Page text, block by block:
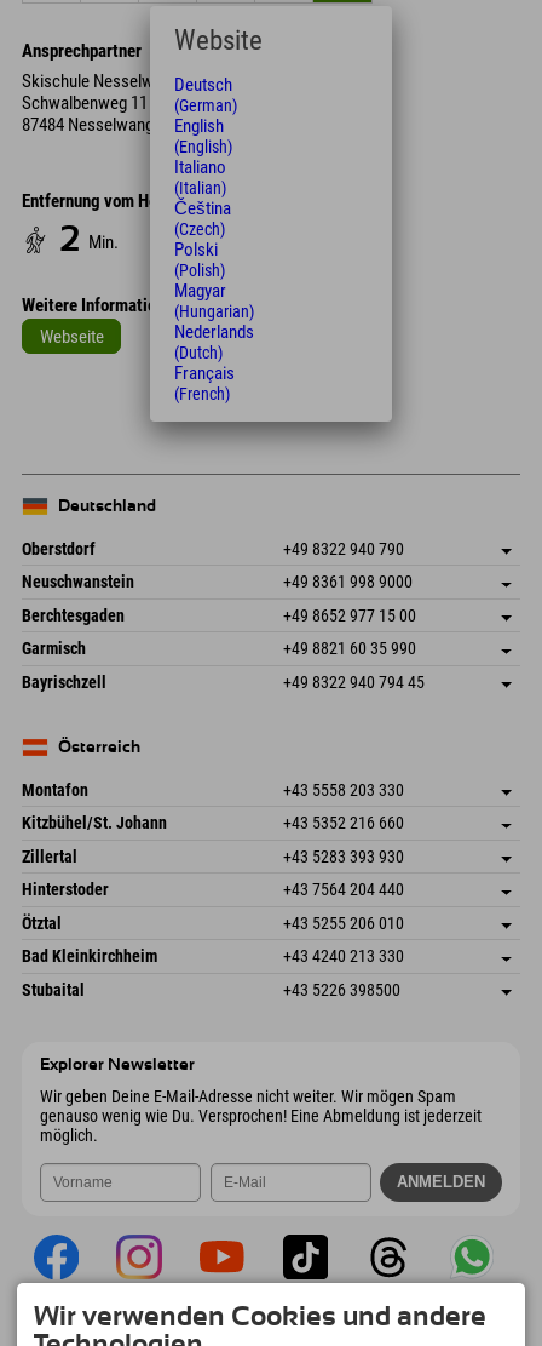
Ansprechpartner
Skischule Nesselwang
Schwalbenweg 11
87484 Nesselwang
Entfernung vom Hotel
2 Min.
Weitere Informationen
Webseite
Leaflet
Deutschland
Oberstdorf +49 8322 940 790
An der Breitach 3
Deutschland
Adresse speichern
Buchen
Neuschwanstein +49 8361 998 9000
An der Riese 45
87484 Nesselwang im Allgäu
Deutschland
Adresse speichern
Anreiseinfos
Buchen
Berchtesgaden +49 8652 977 15 00
Hofreitstr. 7
Deutschland
Adresse speichern
Buchen
Garmisch +49 8821 60 35 990
Frickenstraße 22
82490 Farchant
Adresse speichern
Anreiseinfos
Bayrischzell +49 8322 940 794 45
Deutschland
Österreich
Montafon +43 5558 203 330
Dorfstr. 127b
6793 Gaschurn/Montafon
Österreich
Adresse speichern
Buchen
Kitzbühel/St. Johann +43 5352 216 660
Speckbacherstraße 87
6380 St. Johann in Tirol
Österreich
Adresse speichern
Anreiseinfos
Buchen
Zillertal +43 5283 393 930
Schmiedau 2
Österreich
Adresse speichern
Buchen
Hinterstoder +43 7564 204 440
Freizeitpark 10
4573 Hinterstoder
Österreich
Adresse speichern
Anreiseinfos
Buchen
Ötztal +43 5255 206 010
Gscheat 14
Österreich
Adresse speichern
Buchen
Bad Kleinkirchheim +43 4240 213 330
Dorfstraße 24
9546 Bad Kleinkirchheim
Adresse speichern
Anreiseinfos
Stubaital +43 5226 398500
Explorer Newsletter
Wir geben Deine E-Mail-Adresse nicht weiter. Wir mögen Spam
genauso wenig wie Du. Versprochen! Eine Abmeldung ist jederzeit
möglich.
Explorer App
Wir verwenden Cookies und andere
Website
Deutsch
(German)
English
(English)
Italiano
(Italian)
Čeština
(Czech)
Polski
(Polish)
Magyar
(Hungarian)
Nederlands
(Dutch)
Français
(French)